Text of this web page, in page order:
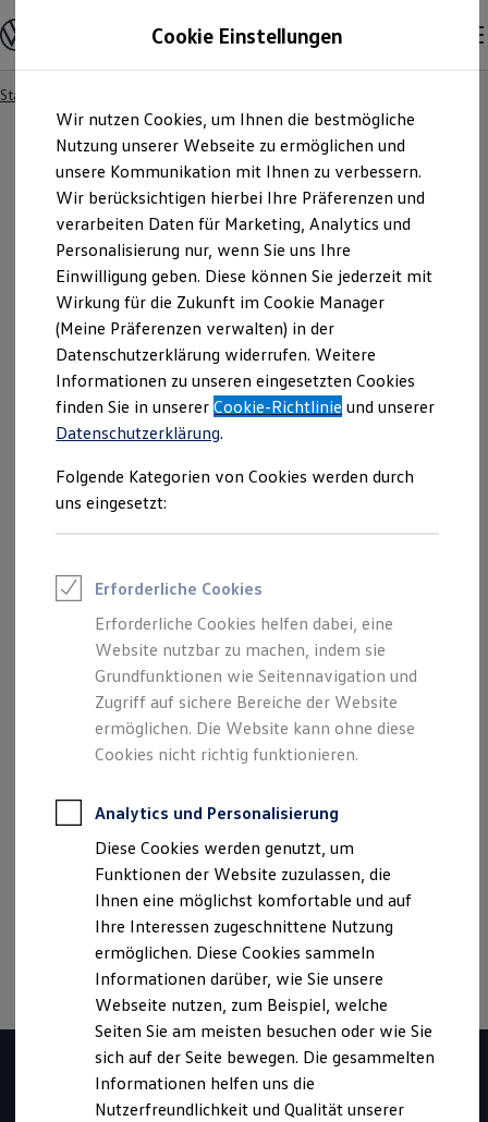
Hauptinhalt
springen
Footer
springen
Modelle & Konfigurator
Nutzfahrzeugkategorien entdecken
Modelle konfigurieren
Vorgängermodelle und Oldtimer
Vorgängermodelle
Oldtimer
Bulli Historie
Branchenlösungen & Gewerbekunden
Umbaulösungen und Hersteller finden
Auf- und Umbauten entdecken & konfigurieren
Groß- und Sonderkunden
Großkunden
Kommunen & Behörden
Journalisten
Sportvereine
Branchenlösungen
Bau & Handwerk
Gewerbliche Personenbeförderung
Service & mobile Werkstätten
Kurier, Logistik & Handel
Kühlfahrzeuge
Feuerwehr
ONE Business ID Vorteile
Fahrzeuge online kaufen
Digitaler Marktplatz
Kauf & Finanzierung
Online-Fahrzeugbewertung
Aktionen & Angebote
E-Auto-Förderung
Für Privatkunden
Für Gewerbekunden
Profi Paket
ProfiPartner für Gebrauchtwagen
Finanzierung
Für Privatkunden
Für Gewerbekunden
Leasing
Für Privatkunden
Für Gewerbekunden
Versicherungen & Garantien
Garantien
Kfz-Versicherung für Nutzfahrzeuge
Restschuldversicherung
Wartungsverträge
Besitzer & Service
Reparatur & Service
Sommer-Special
Startseite
IhreSuchergebnisse
Fragen rund um den Online-
Kauf
Wo finde ich Fahrzeuge, die für
sind?
Welche Vorteile habe ich beim
Online-Kauf?
Warum sind nicht alle
Volkswagen Nutzfahrzeuge
Partner und deren Fahrzeuge
verfügbar?
besichtigen?
Mehr anzeigen (1)
Weitere Fragen? Hier entlang!
Haben Sie Fragen zur
Volkswagen
Cookie Einstellungen
Wir nutzen Cookies, um Ihnen die bestmögliche
Nutzung unserer Webseite zu ermöglichen und
unsere Kommunikation mit Ihnen zu verbessern.
Wir berücksichtigen hierbei Ihre Präferenzen und
verarbeiten Daten für Marketing, Analytics und
Personalisierung nur, wenn Sie uns Ihre
Einwilligung geben. Diese können Sie jederzeit mit
Wirkung für die Zukunft im Cookie Manager
(Meine Präferenzen verwalten) in der
Datenschutzerklärung widerrufen. Weitere
Informationen zu unseren eingesetzten Cookies
finden Sie in unsererCookie-Richtlinie und unserer
Datenschutzerklärung.
Folgende Kategorien von Cookies werden durch
uns eingesetzt:
Erforderliche Cookies
Erforderliche Cookies helfen dabei, eine
Website nutzbar zu machen, indem sie
Grundfunktionen wie Seitennavigation und
Zugriff auf sichere Bereiche der Website
ermöglichen. Die Website kann ohne diese
Cookies nicht richtig funktionieren.
Analytics und Personalisierung
Diese Cookies werden genutzt, um
Funktionen der Website zuzulassen, die
Ihnen eine möglichst komfortable und auf
Ihre Interessen zugeschnittene Nutzung
ermöglichen. Diese Cookies sammeln
Informationen darüber, wie Sie unsere
Webseite nutzen, zum Beispiel, welche
Seiten Sie am meisten besuchen oder wie Sie
sich auf der Seite bewegen. Die gesammelten
Informationen helfen uns die
Nutzerfreundlichkeit und Qualität unserer